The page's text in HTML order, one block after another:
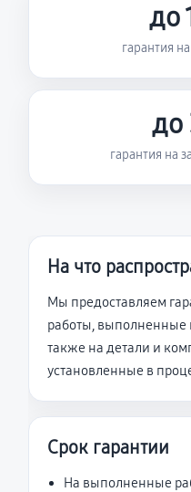
до
гарантия
до
гарантия на
На что
Мы предоставляем
работы, выполненные
также на детали и
установленные в
Срок гарантии
На выполненные